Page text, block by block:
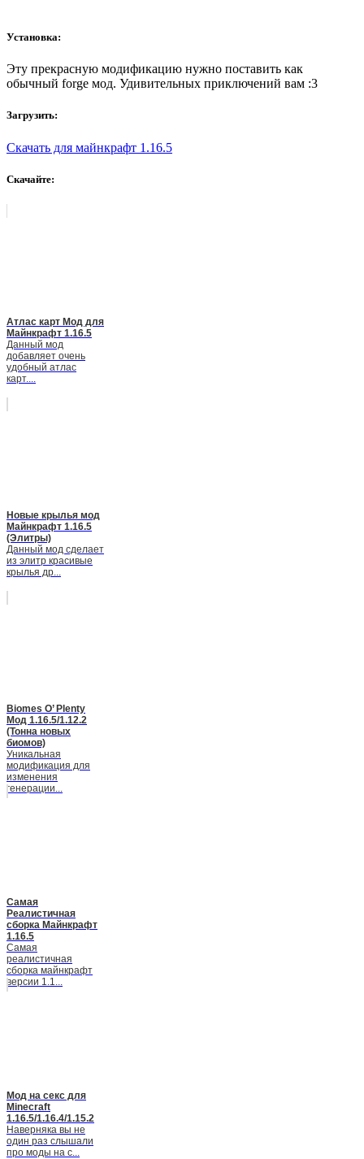
Установка:
Эту прекрасную модификацию нужно поставить как
обычный forge мод. Удивительных приключений вам :3
Загрузить:
Скачать для майнкрафт 1.16.5
Скачайте:
Атлас карт Мод для
Майнкрафт 1.16.5
Данный мод
добавляет очень
удобный атлас
карт....
Новые крылья мод
Майнкрафт 1.16.5
(Элитры)
Данный мод сделает
из элитр красивые
крылья др...
Biomes O’ Plenty
Мод 1.16.5/1.12.2
(Тонна новых
биомов)
Уникальная
модификация для
изменения
генерации...
Самая
Реалистичная
сборка Майнкрафт
1.16.5
Самая
реалистичная
сборка майнкрафт
версии 1.1...
Мод на секс для
Minecraft
1.16.5/1.16.4/1.15.2
Наверняка вы не
один раз слышали
про моды на с...